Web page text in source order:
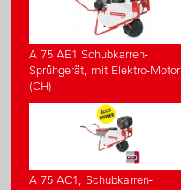
A 75 AE1 Schubkarren-
Sprühgerät, mit Elektro-Motor
(CH)
A 75 AC1, Schubkarren-